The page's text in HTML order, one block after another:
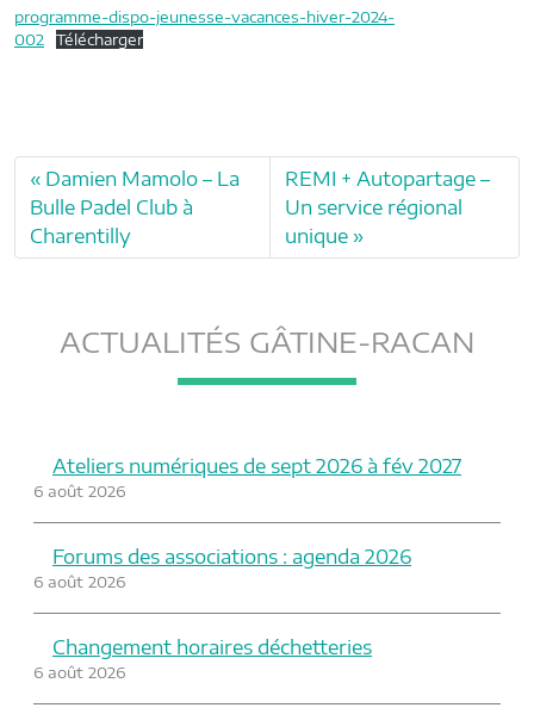
programme-dispo-jeunesse-vacances-hiver-2024-
002
Télécharger
Damien Mamolo – La
Bulle Padel Club à
Charentilly
REMI + Autopartage –
Un service régional
unique
ACTUALITÉS GÂTINE-RACAN
Ateliers numériques de sept 2026 à fév 2027
6 août 2026
Forums des associations : agenda 2026
6 août 2026
Changement horaires déchetteries
6 août 2026